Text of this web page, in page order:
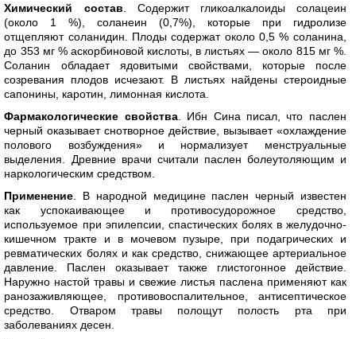
Химический состав . Содержит гликоалкалоиды солацеин
(около 1 %), соланеин (0,7%), которые при гидролизе
отщепляют соланидин. Плоды содержат около 0,5 % соланина,
до 353 мг % аскорбиновой кислоты, в листьях — около 815 мг %.
Соланин обладает ядовитыми свойствами, которые после
созревания плодов исчезают. В листьях найдены стероидные
сапонины, каротин, лимонная кислота.
Фармакологические свойства. Ибн Сина писал, что паслен
черный оказывает снотворное действие, вызывает «охлаждение
полового возбуждения» и нормализует менструальные
выделения. Древние врачи считали паслен болеутоляющим и
наркологическим средством.
Применение . В народной медицине паслен черный известен
как успокаивающее и противосудорожное средство,
используемое при эпилепсии, спастических болях в желудочно-
кишечном тракте и в мочевом пузыре, при подагрических и
ревматических болях и как средство, снижающее артериальное
давление. Паслен оказывает также глистогонное действие.
Наружно настой травы и свежие листья паслена применяют как
ранозаживляющее, противовоспалительное, антисептическое
средство. Отваром травы полощут полость рта при
заболеваниях десен.